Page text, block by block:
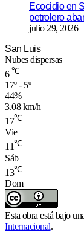
Ecocidio en
petrolero
julio 29, 2026
San Luis
Nubes dispersas
6 ℃
17º - 5º
44%
3.08 km/h
17℃
Vie
11℃
Sáb
13℃
Dom
Esta obra está bajo
Internacional.